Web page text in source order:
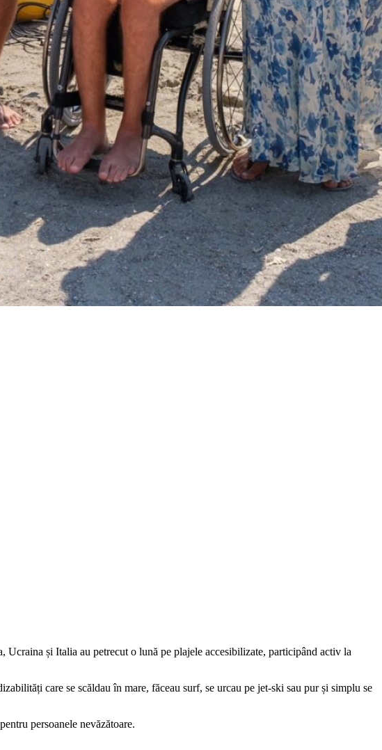
și Italia au petrecut o lună pe plajele accesibilizate, participând activ la
care se scăldau în mare, făceau surf, se urcau pe jet-ski sau pur și simplu se
persoanele nevăzătoare.